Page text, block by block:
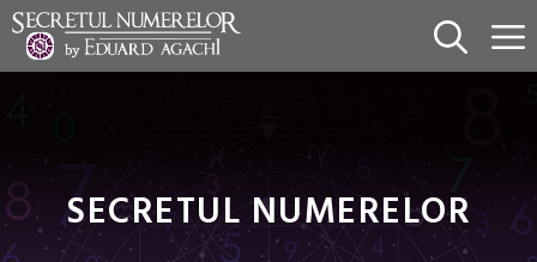
Sari
conținut
SECRETUL NUMERELOR